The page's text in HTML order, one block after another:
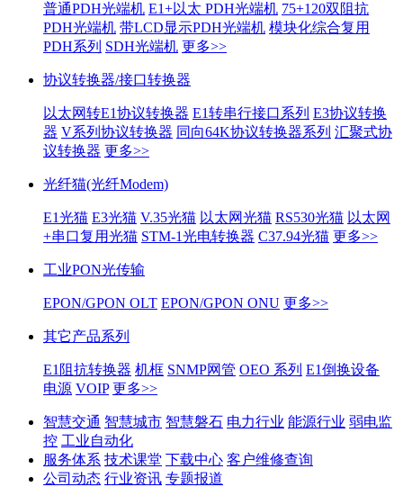
普通PDH光端机 E1+以太 PDH光端机 75+120双阻抗
PDH光端机 带LCD显示PDH光端机 模块化综合复用
PDH系列 SDH光端机 更多>>
协议转换器/接口转换器
以太网转E1协议转换器 E1转串行接口系列 E3协议转换
器 V系列协议转换器 同向64K协议转换器系列 汇聚式协
议转换器 更多>>
光纤猫(光纤Modem)
E1光猫 E3光猫 V.35光猫 以太网光猫 RS530光猫 以太网
+串口复用光猫 STM-1光电转换器 C37.94光猫 更多>>
工业PON光传输
EPON/GPON OLT EPON/GPON ONU 更多>>
其它产品系列
E1阻抗转换器 机框 SNMP网管 OEO 系列 E1倒换设备
电源 VOIP 更多>>
智慧交通 智慧城市 智慧磐石 电力行业 能源行业 弱电监
控 工业自动化
服务体系 技术课堂 下载中心 客户维修查询
公司动态 行业资讯 专题报道